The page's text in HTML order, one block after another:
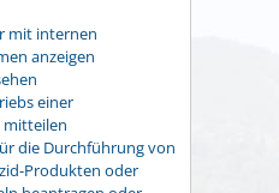
mit internen
anzeigen
einer
mitteilen
die Durchführung von
Produkten oder